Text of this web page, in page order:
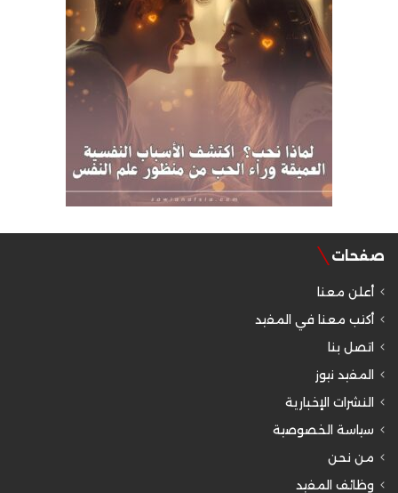
صفحات
أعلن معنا
أكتب معنا في المفيد
اتصل بنا
المفيد نيوز
النشرات الإخبارية
سياسة الخصوصية
من نحن
وظائف المفيد